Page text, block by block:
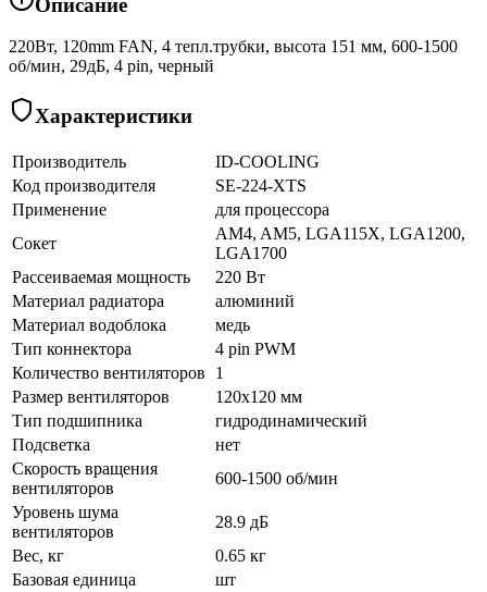
220Вт, 120mm FAN, 4 тепл.трубки, высота 151 мм, 600-1500
об/мин, 29дБ, 4 pin, черный
Характеристики
Производитель
ID-COOLING
Код производителя
SE-224-XTS
Применение
для процессора
Сокет
AM4, AM5, LGA115X, LGA1200,
LGA1700
Рассеиваемая мощность
220 Вт
Материал радиатора
алюминий
Материал водоблока
медь
Тип коннектора
4 pin PWM
Количество вентиляторов
1
Размер вентиляторов
120x120 мм
Тип подшипника
гидродинамический
Подсветка
нет
Скорость вращения
вентиляторов
600-1500 об/мин
Уровень шума
вентиляторов
28.9 дБ
Вес, кг
0.65 кг
Базовая единица
шт